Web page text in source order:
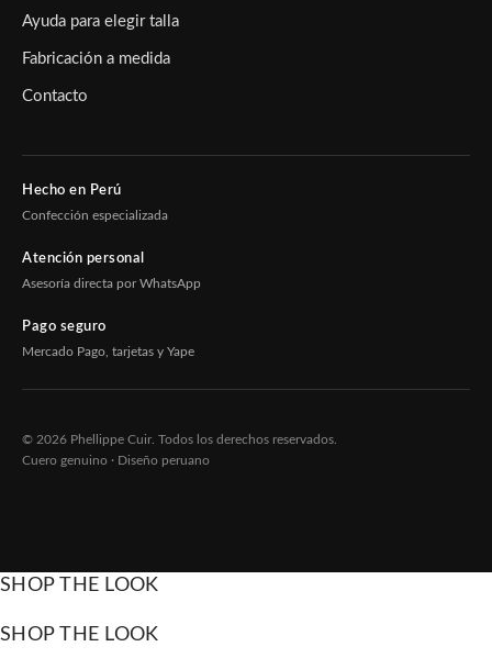
Ayuda para elegir talla
Fabricación a medida
Contacto
Hecho en Perú
Confección especializada
Atención personal
Asesoría directa por WhatsApp
Pago seguro
Mercado Pago, tarjetas y Yape
© 2026 Phellippe Cuir. Todos los derechos reservados.
Cuero genuino · Diseño peruano
SHOP THE LOOK
SHOP THE LOOK